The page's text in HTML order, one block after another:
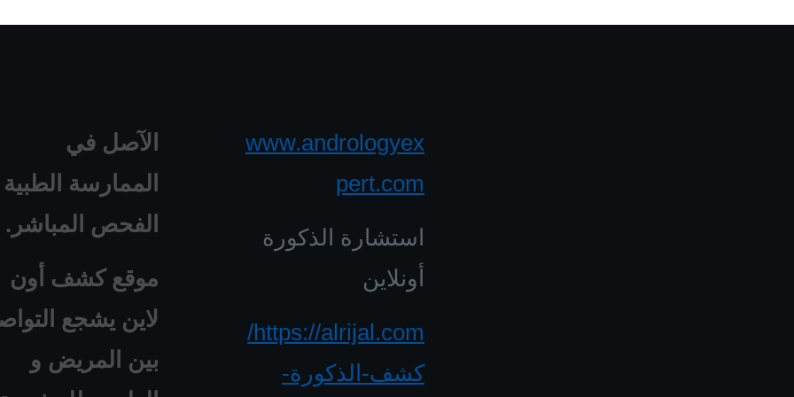
الآصل في
الممارسة
الفحص المباشر.
موقع كشف أون
لاين يشجع
بين المريض و
www.andrologyex
pert.com
استشارة الذكورة
أونلاين
https://alrijal.com/
كشف-الذكورة-